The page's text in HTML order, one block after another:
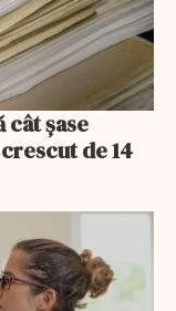
cât șase
de 14